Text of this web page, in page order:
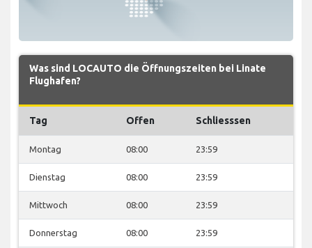
Was sind LOCAUTO die Öffnungszeiten bei Linate
Flughafen?
Tag Offen Schliesssen
Montag 08:00 23:59
Dienstag 08:00 23:59
Mittwoch 08:00 23:59
Donnerstag 08:00 23:59